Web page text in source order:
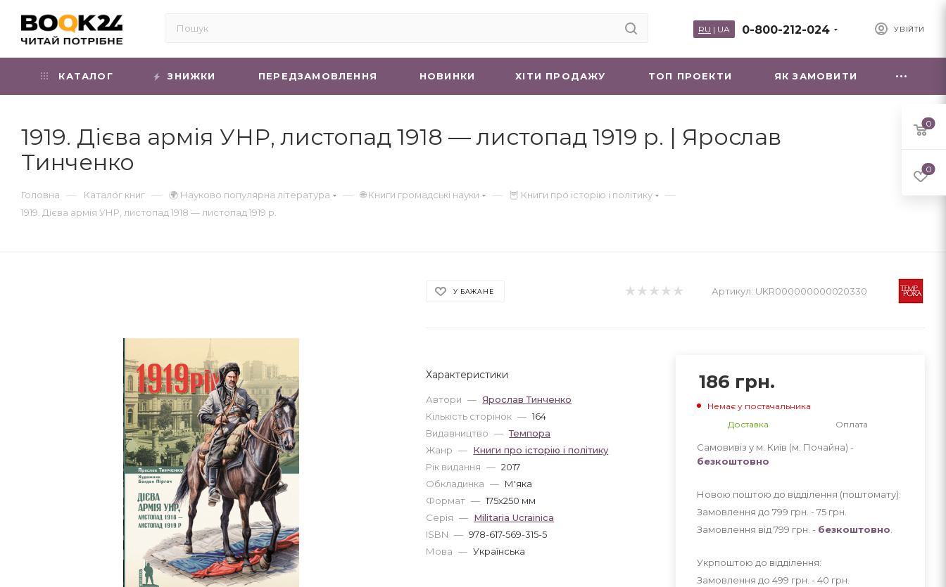
УВІЙТИ
0-800-212-024
RU | UA
КАТАЛОГ ЗНИЖКИ ПЕРЕДЗАМОВЛЕННЯ НОВИНКИ ХIТИ ПРОДАЖУ ТОП ПРОЕКТИ ЯК ЗАМОВИТИ
1919. Дієва армія УНР, листопад 1918 — листопад 1919 р. | Ярослав
Тинченко
Головна — Каталог книг — 🌍 Науково популярна література — 🌐 Книги громадські науки — 🦉 Книги про історію і політику —
1919. Дієва армія УНР, листопад 1918 — листопад 1919 р.
У БАЖАНЕ Артикул: UKR000000000020330
Характеристики
Автори — Ярослав Тинченко
Кількість сторінок — 164
Видавництво — Темпора
Жанр — Книги про історію і політику
Рік видання — 2017
Обкладинка — М'яка
Формат — 175x250 мм
Серія — Militaria Ucrainica
ISBN — 978-617-569-315-5
Мова — Українська
186 грн.
Немає у постачальника
Доставка
Оплата
Самовивіз у м. Київ (м. Почайна) -
безкоштовно
Новою поштою до відділення (поштомату):
Замовлення до 799 грн. - 75 грн
Замовлення від 799 грн. - безкоштовно
Укрпоштою до відділення:
Замовлення до 499 грн. - 40 грн
0
0